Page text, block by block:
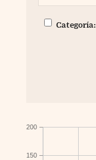
Categoría:
150
200